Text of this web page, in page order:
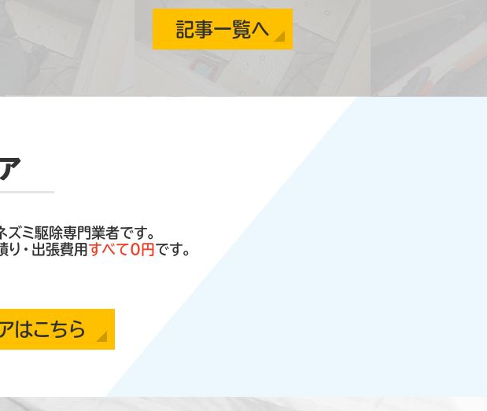
防止施工を行いました。 屋根の隙間や床下通風口、雨
戸・シャッターの戸袋等がネズミの侵入経路と疑われま
した。お問い合わせの理由としては、糞尿による悪臭や
建物の損傷、衛生面での不安等がありました。 【作業
…⇒もっと見る
記事一覧へ
ミ駆除専門業者です。
り・出張費用すべて０円 です。
はこちら